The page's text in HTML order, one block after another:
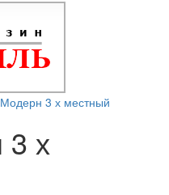
3 х местный
х